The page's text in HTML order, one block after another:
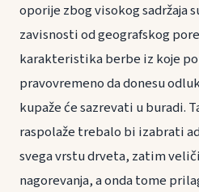
oporije zbog visokog sadržaja
zavisnosti od geografskog
karakteristika berbe iz koje
pravovremeno da donesu
kupaže će sazrevati u buradi.
raspolaže trebalo bi izabrati
svega vrstu drveta, zatim
nagorevanja, a onda tome